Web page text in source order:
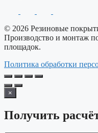
© 2026 Резиновые
Производство и монтаж
площадок.
Политика обработки
×
Получить